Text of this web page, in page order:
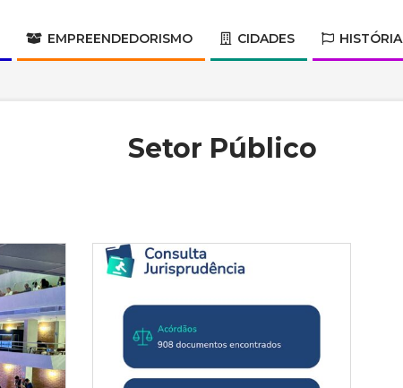
Digital
Primary
EMPREENDEDORISMO CIDADES HISTÓRIA
Setor Público